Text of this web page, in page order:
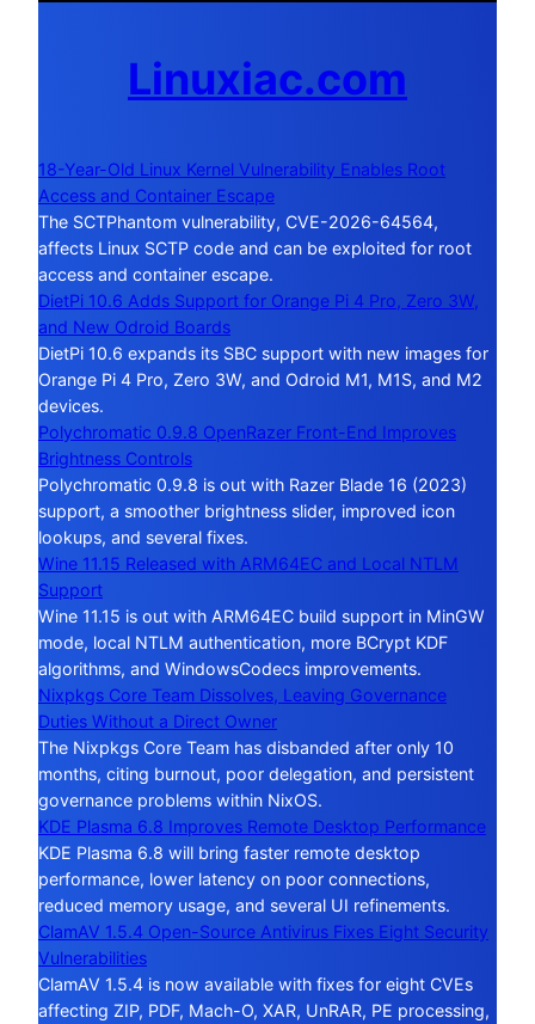
Linuxiac.com
18-Year-Old Linux Kernel Vulnerability Enables Root
Access and Container Escape
The SCTPhantom vulnerability, CVE-2026-64564,
affects Linux SCTP code and can be exploited for root
access and container escape.
DietPi 10.6 Adds Support for Orange Pi 4 Pro, Zero 3W,
and New Odroid Boards
DietPi 10.6 expands its SBC support with new images for
Orange Pi 4 Pro, Zero 3W, and Odroid M1, M1S, and M2
devices.
Polychromatic 0.9.8 OpenRazer Front-End Improves
Brightness Controls
Polychromatic 0.9.8 is out with Razer Blade 16 (2023)
support, a smoother brightness slider, improved icon
lookups, and several fixes.
Wine 11.15 Released with ARM64EC and Local NTLM
Support
Wine 11.15 is out with ARM64EC build support in MinGW
mode, local NTLM authentication, more BCrypt KDF
algorithms, and WindowsCodecs improvements.
Nixpkgs Core Team Dissolves, Leaving Governance
Duties Without a Direct Owner
The Nixpkgs Core Team has disbanded after only 10
months, citing burnout, poor delegation, and persistent
governance problems within NixOS.
KDE Plasma 6.8 Improves Remote Desktop Performance
KDE Plasma 6.8 will bring faster remote desktop
performance, lower latency on poor connections,
reduced memory usage, and several UI refinements.
ClamAV 1.5.4 Open-Source Antivirus Fixes Eight Security
Vulnerabilities
ClamAV 1.5.4 is now available with fixes for eight CVEs
affecting ZIP, PDF, Mach-O, XAR, UnRAR, PE processing,